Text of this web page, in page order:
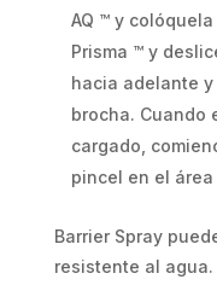
AQ ™ y
Prisma ™ y
hacia adelante
brocha. Cuando
cargado,
pincel en el
Barrier Spray
resistente al agua.